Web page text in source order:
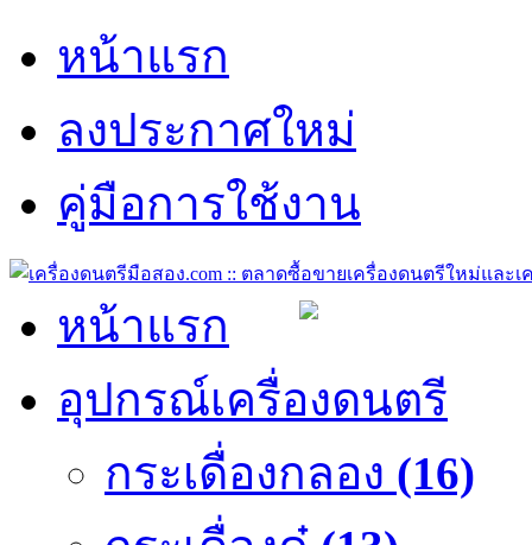
หน้าแรก
ลงประกาศใหม่
คู่มือการใช้งาน
หน้าแรก
อุปกรณ์เครื่องดนตรี
กระเดื่องกลอง (16)